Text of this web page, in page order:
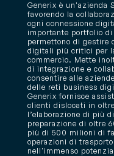
Generix è un'azienda
favorendo la
ogni connessione
importante portfolio
permettono di gestire
digitali più critici per
commercio. Mette
di integrazione e
consentire alle
delle reti business
Generix fornisce
clienti dislocati in
l’elaborazione di più
preparazione di oltre
più di 500 milioni di
operazioni di
nell'immenso